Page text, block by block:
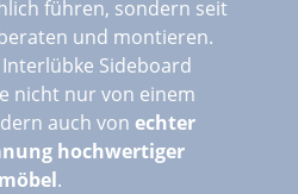
führen, sondern seit
und montieren.
Sideboard
nicht nur von einem
auch von echter
hochwertiger
.